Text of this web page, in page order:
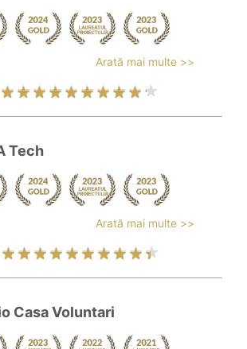
Arată mai multe >>
Tech
Arată mai multe >>
Casa Voluntari